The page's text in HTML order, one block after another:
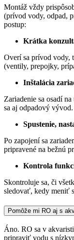
Montáž vždy
(prívod vody, odpad,
postup:
Krátka
Overí sa prívod vody,
(ventily, prepojky,
Inštalácia
Zariadenie sa osadí
sa aj odpadový vývod.
Spustenie,
Po zapojení sa
pripravené na bežnú
Kontrola
Skontroluje sa, či
sledovať, kedy meniť
Pomôže mi RO aj s
Áno. RO sa v
pripraviť vodu s